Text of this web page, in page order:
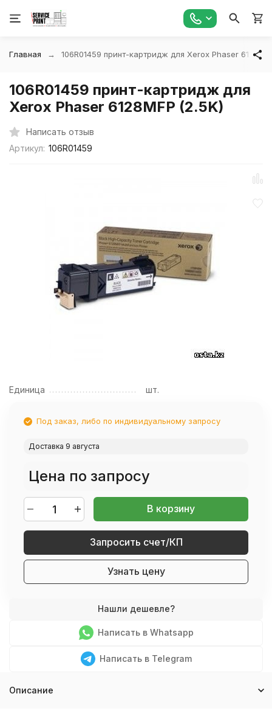
Главная 106R01459 принт-картридж для Xerox Phaser
106R01459 принт-картридж для
Xerox Phaser 6128MFP (2.5K)
Написать отзыв
Артикул: 106R01459
Единица шт.
Под заказ, либо по индивидуальному запросу
Доставка 9 августа
Цена по запросу
В корзину
Запросить счет/КП
Узнать цену
Написать в Whatsapp
Написать в Telegram
Описание